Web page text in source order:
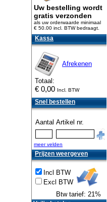
Uw bestelling wordt
gratis verzonden
als uw orderwaarde minimaal
€ 50.00 incl. BTWbedraagt.
Kassa
Afrekenen
Totaal:
€ 0,00 Incl. BTW
Snel bestellen
Aantal Artikel nr.
meer velden
Prijzen weergeven
Incl BTW
Excl BTW
Btw tarief: 21%